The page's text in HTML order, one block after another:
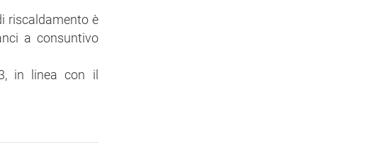
riscaldamento è
a consuntivo
in linea con il